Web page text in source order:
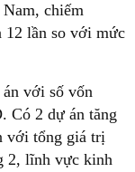
chiếm
12 lần so với mức
với số vốn
Có 2 dự án tăng
với tổng giá trị
2, lĩnh vực kinh